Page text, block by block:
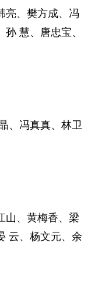
亮、 樊方成、 冯
孙 慧、 唐忠宝、
、 冯真真、 林卫
山、 黄梅香、 梁
云、 杨文元、 余